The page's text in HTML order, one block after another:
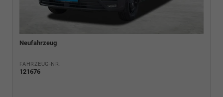
Neufahrzeug
FAHRZEUG-NR.
121676